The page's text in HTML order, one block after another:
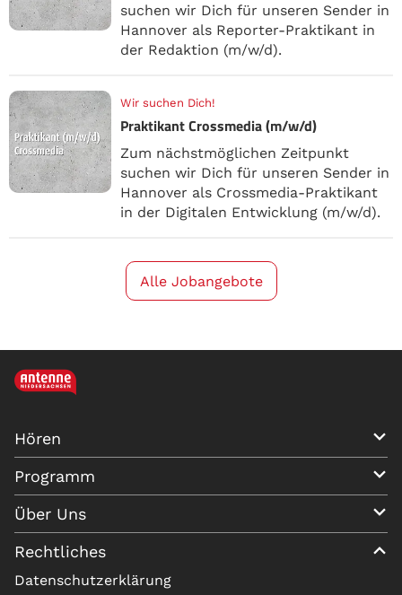
suchen wir Dich für unseren Sender in
Hannover als Reporter-Praktikant in
der Redaktion (m/w/d).
Wir suchen Dich!
Praktikant Crossmedia (m/w/d)
Zum nächstmöglichen Zeitpunkt
suchen wir Dich für unseren Sender in
Hannover als Crossmedia-Praktikant
in der Digitalen Entwicklung (m/w/d).
Alle Jobangebote
Hören
Programm
Über Uns
Rechtliches
Datenschutzerklärung